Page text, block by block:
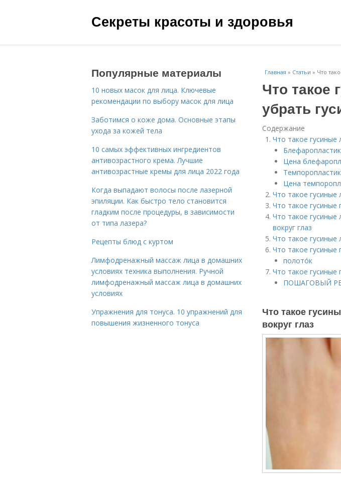
Секреты красоты и здоровья
Главная » Статьи » Что
Что такое
убрать
Содержание
Что такое гусиные
Цена
Цена
Что такое
Что такое гусиные
Что такое гусиные
вокруг глаз
Что такое гусиные
Что такое гусиные
полото́к
Что такое гусиные
ПОШАГОВЫЙ
Что такое
вокруг глаз
Популярные материалы
10 новых масок для лица. Ключевые
рекомендации по выбору масок для лица
Заботимся о коже дома. Основные этапы
ухода за кожей тела
10 самых эффективных ингредиентов
антивозрастного крема. Лучшие
антивозрастные кремы для лица 2022 года
Когда выпадают волосы после лазерной
эпиляции. Как быстро тело становится
гладким после процедуры, в зависимости
от типа лазера?
Рецепты блюд с куртом
Лимфодренажный массаж лица в домашних
условиях техника выполнения. Ручной
лимфодренажный массаж лица в домашних
условиях
Упражнения для тонуса. 10 упражнений для
повышения жизненного тонуса